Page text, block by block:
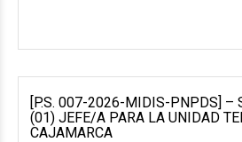
[P.S. 007-2026-MIDIS-PNPDS] –
(01) JEFE/A PARA LA UNIDAD
CAJAMARCA